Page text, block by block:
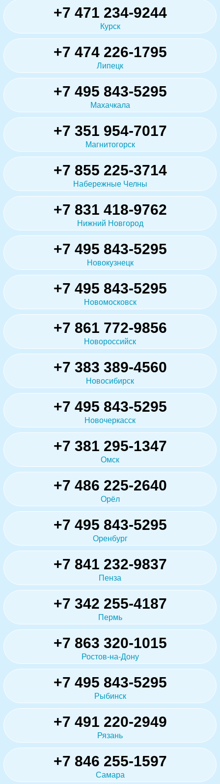
+7 471 234-9244
Курск
+7 474 226-1795
Липецк
+7 495 843-5295
Махачкала
+7 351 954-7017
Магнитогорск
+7 855 225-3714
Набережные Челны
+7 831 418-9762
Нижний Новгород
+7 495 843-5295
Новокузнецк
+7 495 843-5295
Новомосковск
+7 861 772-9856
Новороссийск
+7 383 389-4560
Новосибирск
+7 495 843-5295
Новочеркасск
+7 381 295-1347
Омск
+7 486 225-2640
Орёл
+7 495 843-5295
Оренбург
+7 841 232-9837
Пенза
+7 342 255-4187
Пермь
+7 863 320-1015
Ростов-на-Дону
+7 495 843-5295
Рыбинск
+7 491 220-2949
Рязань
+7 846 255-1597
Самара